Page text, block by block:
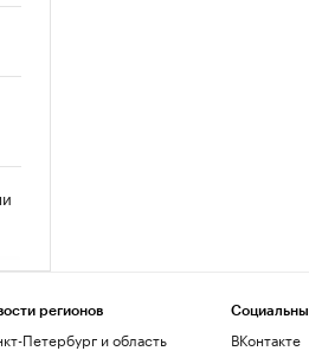
регионов
Петербург и область
ВКонтакте